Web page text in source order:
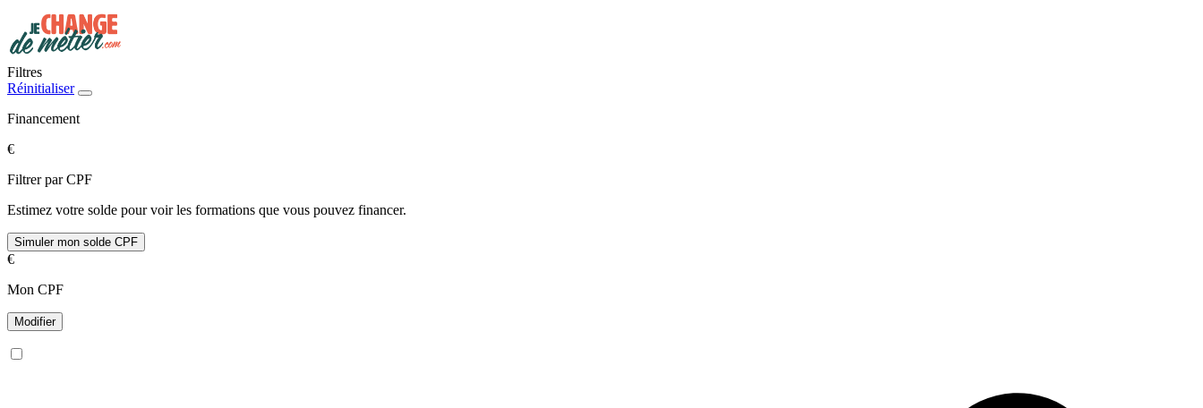
Filtres
Réinitialiser
Financement
€
Filtrer par CPF
Estimez votre solde pour voir les formations que vous pouvez financer.
Simuler mon solde CPF
€
Mon CPF
Modifier